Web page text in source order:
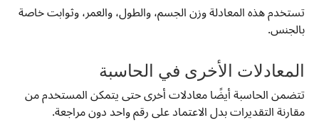
تستخدم هذه المعادلة وزن الجسم، والطول، والعمر، وثوابت خاصة
بالجنس.
المعادلات الأخرى في الحاسبة
تتضمن الحاسبة أيضًا معادلات أخرى حتى يتمكن المستخدم من
مقارنة التقديرات بدل الاعتماد على رقم واحد دون مراجعة.